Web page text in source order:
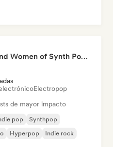
indie alt pop and Women of Synth Pop (CATBEAR)
Electropop
de mayor impacto
pop
Synthpop
Hyperpop Indie rock